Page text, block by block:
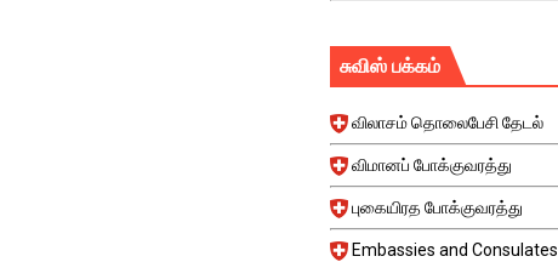
சுவிஸ் பக்கம்
விலாசம் தொலைபேசி தேடல்
விமானப் போக்குவரத்து
புகையிரத போக்குவரத்து
Embassies and Consulates